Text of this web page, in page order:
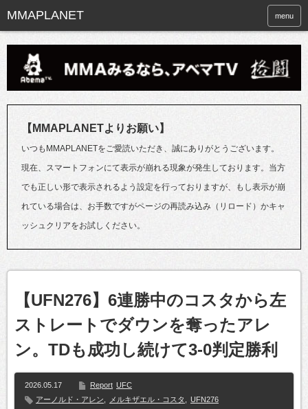
menu
【MMAPLANETよりお願い】
いつもMMAPLANETをご愛読いただき、誠にありがとうございます。
現在、スマートフォンにて表示が崩れる現象が発生しております。当方
でも正しい形で表示されるよう設定を行っておりますが、もし表示が崩
れている場合は、お手数ですがページの再読み込み（リロード）かキャ
ッシュクリアをお試しください。
【UFN276】6連勝中のコスタから左
ストレートでダウンを奪ったアレ
ン。TDも成功し続けて3-0判定勝利
2026.05.17 Report UFC
アーノルド・アレン
メルキザエル・コスタ UFN276